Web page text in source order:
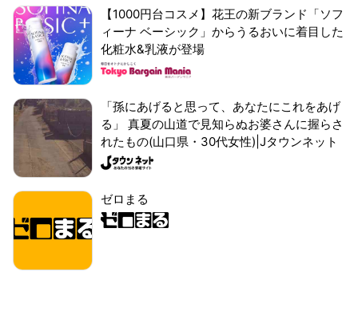
【1000円台コスメ】花王の新ブランド「ソフ
ィーナ ベーシック」からうるおいに着目した
化粧水&乳液が登場
「孫にあげると思って、あなたにこれをあげ
る」 真夏の山道で見知らぬお婆さんに握らさ
れたもの(山口県・30代女性)|Jタウンネット
ゼロまる